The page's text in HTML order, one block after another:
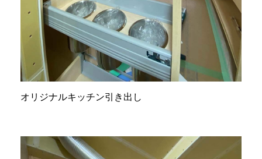
オリジナルキッチン引き出し